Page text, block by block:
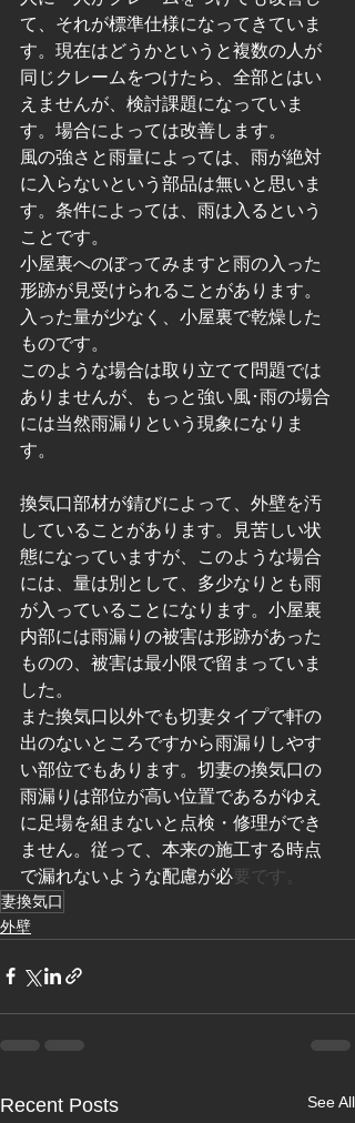
て、それが標準仕様になってきていま
す。現在はどうかというと複数の人が
同じクレームをつけたら、全部とはい
えませんが、検討課題になっていま
す。場合によっては改善します。
風の強さと雨量によっては、雨が絶対
に入らないという部品は無いと思いま
す。条件によっては、雨は入るという
ことです。
小屋裏へのぼってみますと雨の入った
形跡が見受けられることがあります。
入った量が少なく、小屋裏で乾燥した
ものです。
このような場合は取り立てて問題では
ありませんが、もっと強い風･雨の場合
には当然雨漏りという現象になりま
す。
換気口部材が錆びによって、外壁を汚
していることがあります。見苦しい状
態になっていますが、このような場合
には、量は別として、多少なりとも雨
が入っていることになります。小屋裏
内部には雨漏りの被害は形跡があった
ものの、被害は最小限で留まっていま
した。
また換気口以外でも切妻タイプで軒の
出のないところですから雨漏りしやす
い部位でもあります。切妻の換気口の
雨漏りは部位が高い位置であるがゆえ
に足場を組まないと点検・修理ができ
ません。従って、本来の施工する時点
で漏れないような配慮が必要です。
妻換気口
外壁
Recent Posts See All